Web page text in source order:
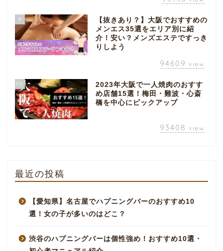
9
【抜きあり？】大阪でおすすめの
メンエス35選をエリア別に紹
介！安い？メンズエステですっき
りしよう
94609 view
10
2023年大阪で一人焼肉のおすす
め店舗15選！梅田・難波・心斎
橋を中心にピックアップ
93408 view
最近の投稿
【愛知県】名古屋でハプニングバーのおすすめ10
選！女の子が多いのはどこ？
渋谷のハプニングバーは個性強め！おすすめ10選・